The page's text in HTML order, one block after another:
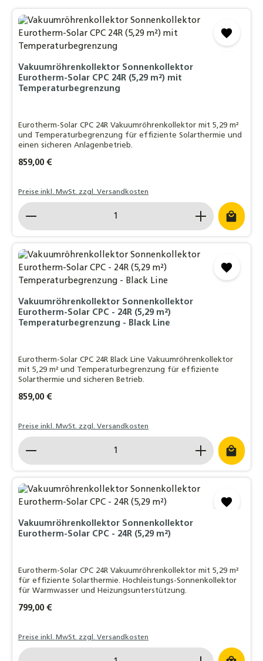
Vakuumröhrenkollektor Sonnenkollektor
Eurotherm-Solar CPC 24R (5,29 m²) mit
Temperaturbegrenzung
Eurotherm-Solar CPC 24R Vakuumröhrenkollektor mit 5,29 m²
und Temperaturbegrenzung für effiziente Solarthermie und
einen sicheren Anlagenbetrieb.
Regulärer Preis:
859,00 €
Preise inkl. MwSt. zzgl. Versandkosten
Produkt Anzahl: Gib den gewünschten Wert
Vakuumröhrenkollektor Sonnenkollektor
Eurotherm-Solar CPC - 24R (5,29 m²)
Temperaturbegrenzung - Black Line
Eurotherm-Solar CPC 24R Black Line Vakuumröhrenkollektor
mit 5,29 m² und Temperaturbegrenzung für effiziente
Solarthermie und sicheren Betrieb.
Regulärer Preis:
859,00 €
Preise inkl. MwSt. zzgl. Versandkosten
Produkt Anzahl: Gib den gewünschten Wert
Vakuumröhrenkollektor Sonnenkollektor
Eurotherm-Solar CPC - 24R (5,29 m²)
Eurotherm-Solar CPC 24R Vakuumröhrenkollektor mit 5,29 m²
für effiziente Solarthermie. Hochleistungs-Sonnenkollektor
für Warmwasser und Heizungsunterstützung.
Regulärer Preis:
799,00 €
Preise inkl. MwSt. zzgl. Versandkosten
Produkt Anzahl: Gib den gewünschten Wert